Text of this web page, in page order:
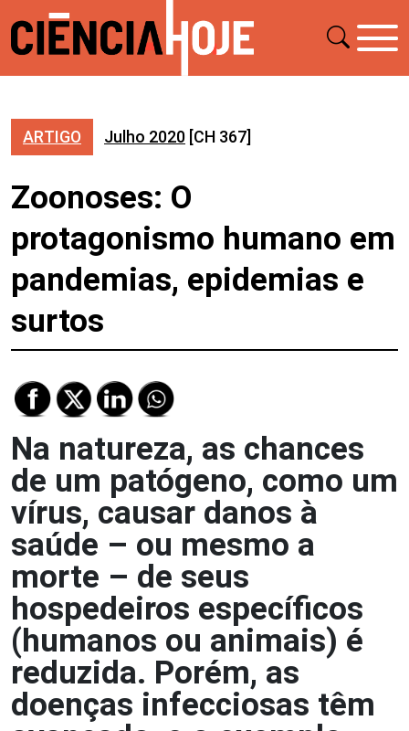
ARTIGO Julho 2020 [CH 367]
Zoonoses: O
protagonismo humano em
pandemias, epidemias e
surtos
Na natureza, as chances
de um patógeno, como um
vírus, causar danos à
saúde – ou mesmo a
morte – de seus
hospedeiros específicos
(humanos ou animais) é
reduzida. Porém, as
doenças infecciosas têm